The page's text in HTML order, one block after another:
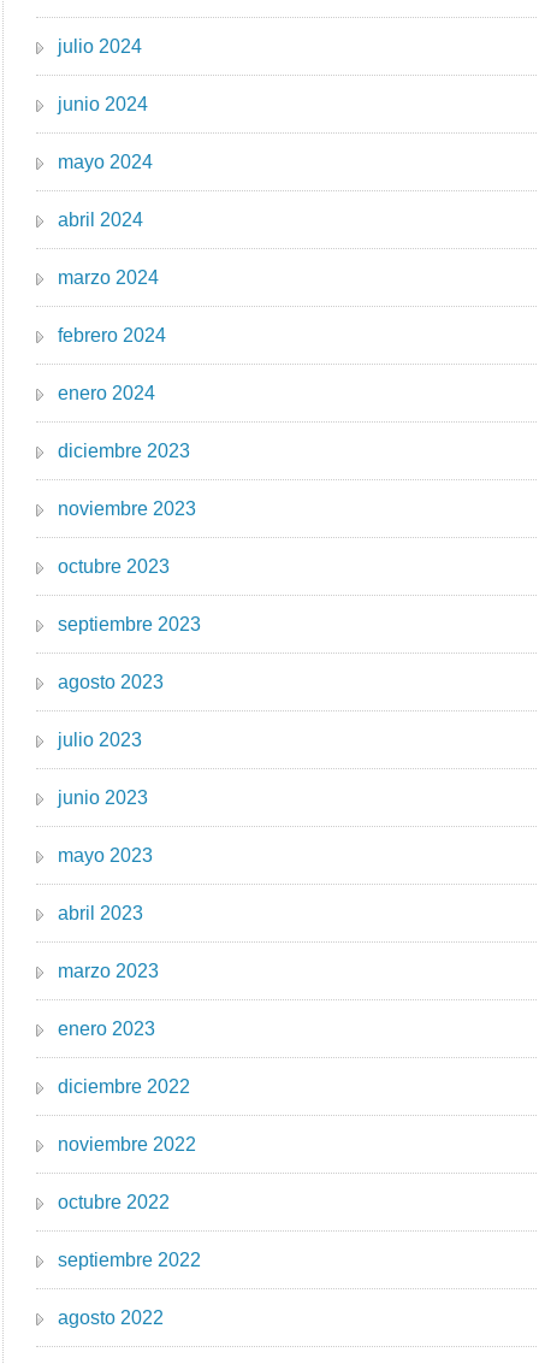
julio 2024
junio 2024
mayo 2024
abril 2024
marzo 2024
febrero 2024
enero 2024
diciembre 2023
noviembre 2023
octubre 2023
septiembre 2023
agosto 2023
julio 2023
junio 2023
mayo 2023
abril 2023
marzo 2023
enero 2023
diciembre 2022
noviembre 2022
octubre 2022
septiembre 2022
agosto 2022